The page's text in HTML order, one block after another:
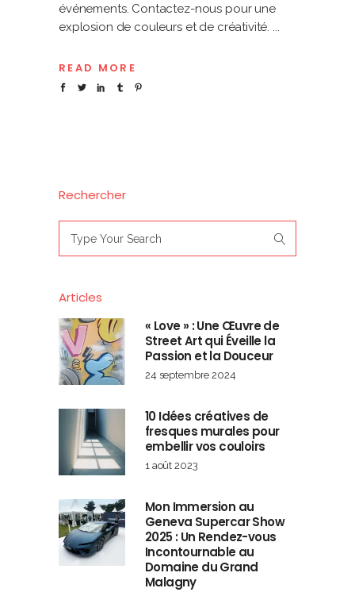
événements. Contactez-nous pour une
explosion de couleurs et de créativité.
READ MORE
Rechercher
for:
Articles
« Love » : Une Œuvre de
Street Art qui Éveille la
Passion et la Douceur
24 septembre 2024
10 Idées créatives de
fresques murales pour
embellir vos couloirs
1 août 2023
Mon Immersion au
Geneva Supercar Show
2025 : Un Rendez-vous
Incontournable au
Domaine du Grand
Malagny